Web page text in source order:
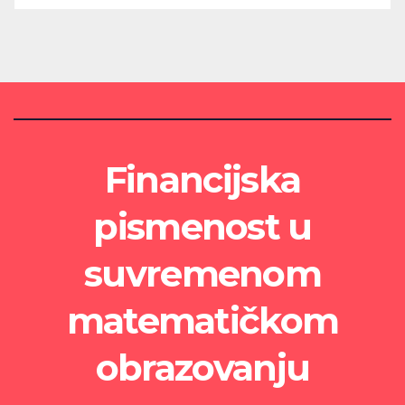
Financijska
pismenost u
suvremenom
matematičkom
obrazovanju